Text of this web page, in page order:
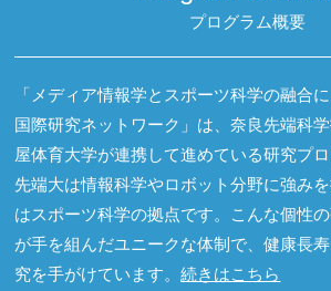
プログラム概要
「メディア情報学とスポーツ科学の融合
国際研究ネットワーク」は、奈良先端科
屋体育大学が連携して進めている研究プ
先端大は情報科学やロボット分野に強み
はスポーツ科学の拠点です。こんな個性
が手を組んだユニークな体制で、健康長
究を手がけています。続きはこちら